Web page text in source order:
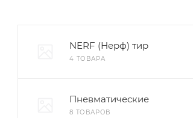
NERF (Нерф) тир
4 ТОВАРА
Пневматические
8 ТОВАРОВ